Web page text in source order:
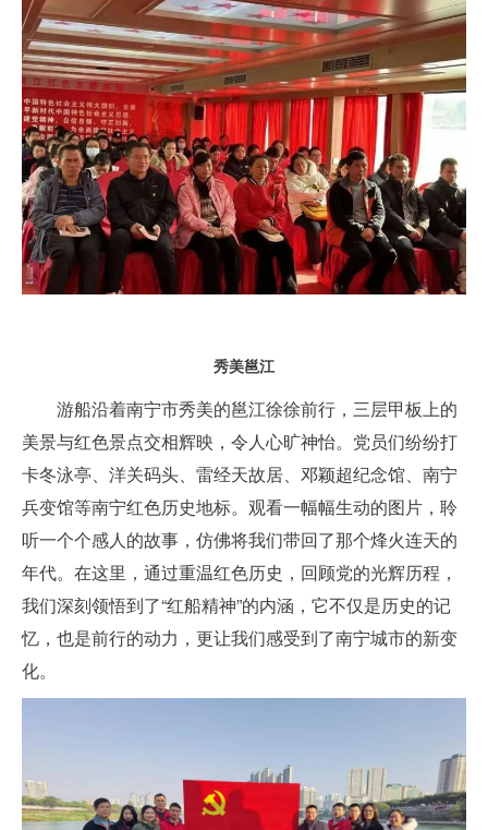
秀美邕江
游船沿着南宁市秀美的邕江徐徐前行，三层甲板上的
美景与红色景点交相辉映，令人心旷神怡。党员们纷纷打
卡冬泳亭、洋关码头、雷经天故居、邓颖超纪念馆、南宁
兵变馆等南宁红色历史地标。观看一幅幅生动的图片，聆
听一个个感人的故事，仿佛将我们带回了那个烽火连天的
年代。在这里，通过重温红色历史，回顾党的光辉历程，
我们深刻领悟到了“红船精神”的内涵，它不仅是历史的记
忆，也是前行的动力，更让我们感受到了南宁城市的新变
化。